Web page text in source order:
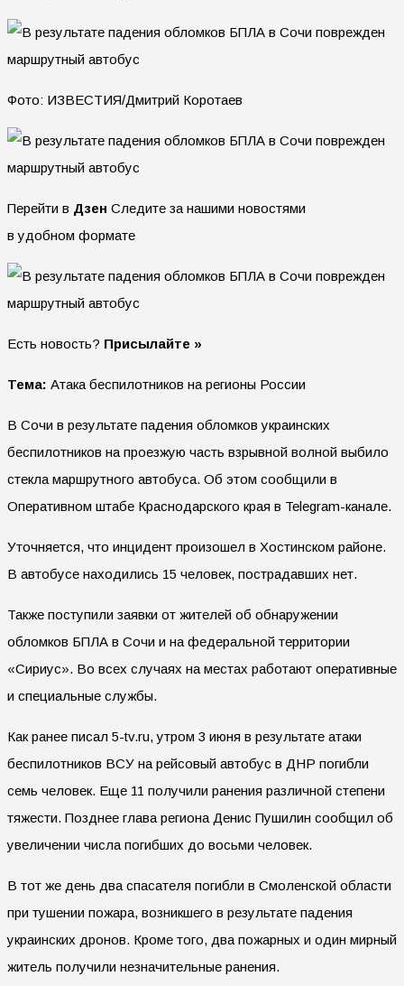
Фото: ИЗВЕСТИЯ/Дмитрий Коротаев
Перейти в Дзен Следите за нашими новостями
в удобном формате
Есть новость? Присылайте »
Тема: Атака беспилотников на регионы России
В Сочи в результате падения обломков украинских
беспилотников на проезжую часть взрывной волной выбило
стекла маршрутного автобуса. Об этом сообщили в
Оперативном штабе Краснодарского края в Telegram-канале.
Уточняется, что инцидент произошел в Хостинском районе.
В автобусе находились 15 человек, пострадавших нет.
Также поступили заявки от жителей об обнаружении
обломков БПЛА в Сочи и на федеральной территории
«Сириус». Во всех случаях на местах работают оперативные
и специальные службы.
Как ранее писал 5-tv.ru, утром 3 июня в результате атаки
беспилотников ВСУ на рейсовый автобус в ДНР погибли
семь человек. Еще 11 получили ранения различной степени
тяжести. Позднее глава региона Денис Пушилин сообщил об
увеличении числа погибших до восьми человек.
В тот же день два спасателя погибли в Смоленской области
при тушении пожара, возникшего в результате падения
украинских дронов. Кроме того, два пожарных и один мирный
житель получили незначительные ранения.